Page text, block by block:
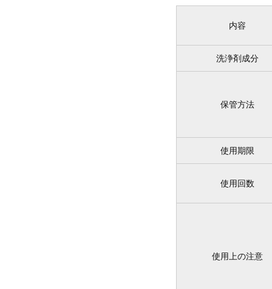
内容
洗浄剤成分
保管方法
使用期限
使用回数
使用上の注意